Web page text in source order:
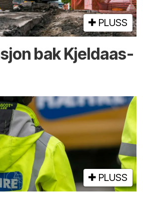
PLUSS
bak Kjeldaas-
PLUSS